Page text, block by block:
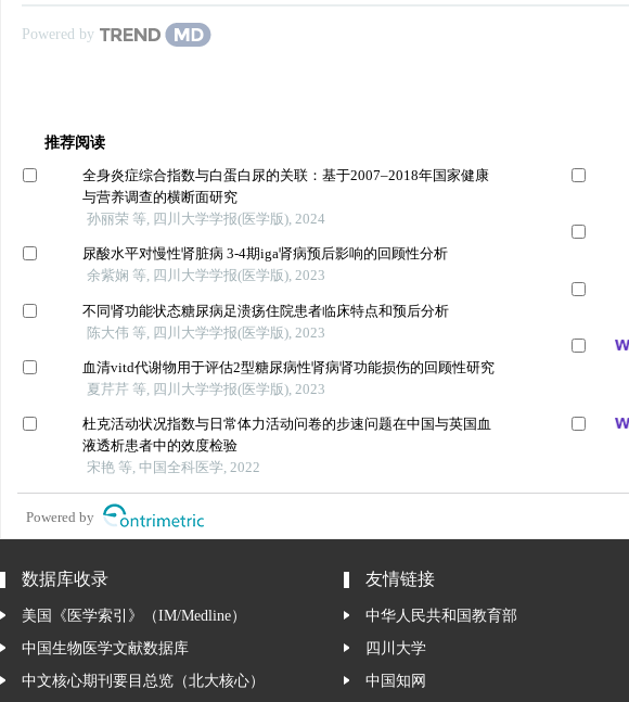
Powered by
推荐阅读
全身炎症综合指数与白蛋白尿的关联：基于2007–2018年国家健康
与营养调查的横断面研究
孙丽荣 等, 四川大学学报(医学版), 2024
尿酸水平对慢性肾脏病 3-4期iga肾病预后影响的回顾性分析
余紫娴 等, 四川大学学报(医学版), 2023
不同肾功能状态糖尿病足溃疡住院患者临床特点和预后分析
陈大伟 等, 四川大学学报(医学版), 2023
血清vitd代谢物用于评估2型糖尿病性肾病肾功能损伤的回顾性研究
夏芹芹 等, 四川大学学报(医学版), 2023
杜克活动状况指数与日常体力活动问卷的步速问题在中国与英国血
液透析患者中的效度检验
宋艳 等, 中国全科医学, 2022
Powered by
数据库收录
美国《医学索引》（IM/Medline）
中国生物医学文献数据库
中文核心期刊要目总览（北大核心）
友情链接
中华人民共和国教育部
四川大学
中国知网